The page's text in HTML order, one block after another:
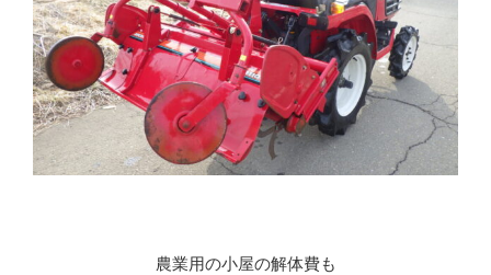
農業用の小屋の解体費も